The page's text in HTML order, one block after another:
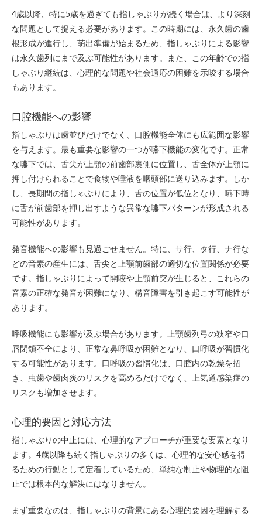
4歳以降、特に5歳を過ぎても指しゃぶりが続く場合は、より深刻
な問題として捉える必要があります。この時期には、永久歯の歯
根形成が進行し、萌出準備が始まるため、指しゃぶりによる影響
は永久歯列にまで及ぶ可能性があります。また、この年齢での指
しゃぶり継続は、心理的な問題や社会適応の困難を示唆する場合
もあります。
口腔機能への影響
指しゃぶりは歯並びだけでなく、口腔機能全体にも広範囲な影響
を与えます。最も重要な影響の一つが嚥下機能の変化です。正常
な嚥下では、舌尖が上顎の前歯部裏側に位置し、舌全体が上顎に
押し付けられることで食物や唾液を咽頭部に送り込みます。しか
し、長期間の指しゃぶりにより、舌の位置が低位となり、嚥下時
に舌が前歯部を押し出すような異常な嚥下パターンが形成される
可能性があります。
発音機能への影響も見過ごせません。特に、サ行、タ行、ナ行な
どの音素の産生には、舌尖と上顎前歯部の適切な位置関係が必要
です。指しゃぶりによって開咬や上顎前突が生じると、これらの
音素の正確な発音が困難になり、構音障害を引き起こす可能性が
あります。
呼吸機能にも影響が及ぶ場合があります。上顎歯列弓の狭窄や口
唇閉鎖不全により、正常な鼻呼吸が困難となり、口呼吸が習慣化
する可能性があります。口呼吸の習慣化は、口腔内の乾燥を招
き、虫歯や歯肉炎のリスクを高めるだけでなく、上気道感染症の
リスクも増加させます。
心理的要因と対応方法
指しゃぶりの中止には、心理的なアプローチが重要な要素となり
ます。4歳以降も続く指しゃぶりの多くは、心理的な安心感を得
るための行動として定着しているため、単純な制止や物理的な阻
止では根本的な解決にはなりません。
まず重要なのは、指しゃぶりの背景にある心理的要因を理解する